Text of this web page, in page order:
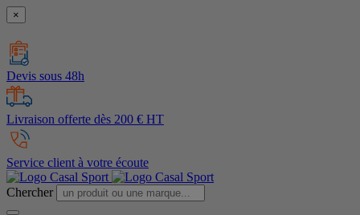
×
Devis sous 48h
Livraison offerte dès 200 € HT
Service client à votre écoute
Chercher